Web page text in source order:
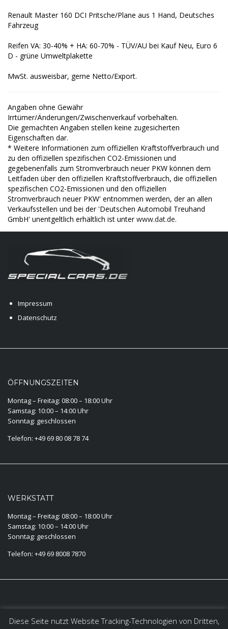
Renault Master 160 DCI Pritsche/Plane aus 1 Hand, Deutsches
Fahrzeug
Reifen VA: 30-40% + HA: 60-70% - TÜV/AU bei Kauf Neu, Euro 6
D - grüne Umweltplakette
MwSt. ausweisbar, gerne Netto/Export.
Angaben ohne Gewähr
Irrtümer/Änderungen/Zwischenverkauf vorbehalten.
Die gemachten Angaben stellen keine zugesicherten
Eigenschaften dar.
* Weitere Informationen zum offiziellen Kraftstoffverbrauch und
zu den offiziellen spezifischen CO2-Emissionen und
gegebenenfalls zum Stromverbrauch neuer PKW können dem
Leitfaden über den offiziellen Kraftstoffverbrauch, die offiziellen
spezifischen CO2-Emissionen und den offiziellen
Stromverbrauch neuer PKW' entnommen werden, der an allen
Verkaufsstellen und bei der 'Deutschen Automobil Treuhand
GmbH' unentgeltlich erhältlich ist unterwww.dat.de.
Impressum
Datenschutz
ÖFFNUNGSZEITEN
Montag – Freitag: 08:00 – 18:00 Uhr
Samstag: 10:00 – 14:00 Uhr
Sonntag: geschlossen
Telefon: +49 69 80 08 78 74
WERKSTATT
Montag – Freitag: 08:00 – 18:00 Uhr
Samstag: 10:00 – 14:00 Uhr
Sonntag: geschlossen
Telefon: +49 69 8008 7870
Diese Seite nutzt Website Tracking-Technologien von Dritten,